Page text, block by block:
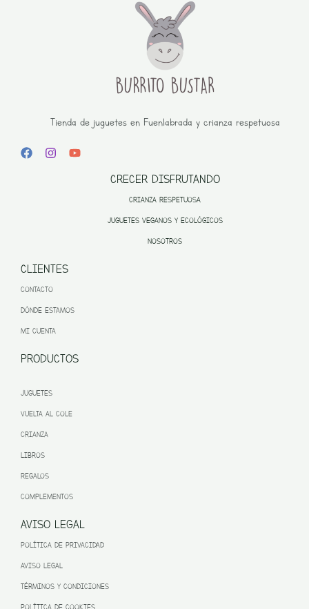
Tienda de juguetes en Fuenlabrada y crianza respetuosa
CRECER DISFRUTANDO
CRIANZA RESPETUOSA
JUGUETES VEGANOS Y ECOLÓGICOS
NOSOTROS
CLIENTES
CONTACTO
DÓNDE ESTAMOS
MI CUENTA
PRODUCTOS
JUGUETES
VUELTA AL COLE
CRIANZA
LIBROS
REGALOS
COMPLEMENTOS
AVISO LEGAL
POLÍTICA DE PRIVACIDAD
AVISO LEGAL
TÉRMINOS Y CONDICIONES